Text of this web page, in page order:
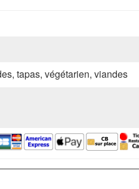
tapas, végétarien, viandes